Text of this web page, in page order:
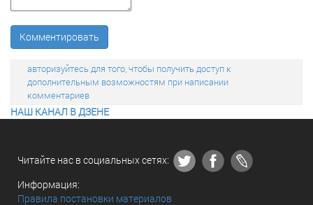
Комментировать
авторизуйтесь для того, чтобы получить доступ к
дополнительным возможностям при написании
комментариев
НАШ КАНАЛ В ДЗЕНЕ
Читайте нас в социальных сетях:
Информация:
Правила постановки материалов